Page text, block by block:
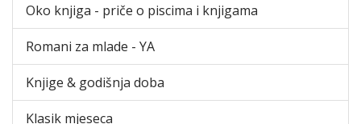
Oko knjiga - priče o piscima i knjigama
Romani za mlade - YA
Knjige & godišnja doba
Klasik mjeseca